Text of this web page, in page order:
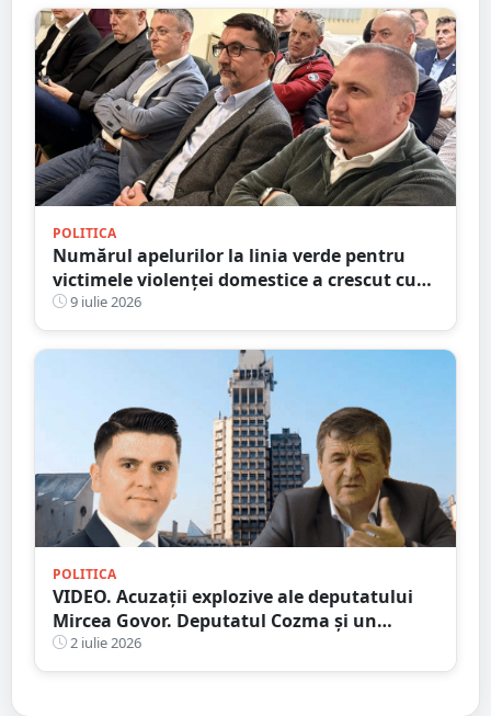
POLITICA
Numărul apelurilor la linia verde pentru
victimele violenței domestice a crescut cu
aproape 40%. Parlamentarii UDMR Satu
Mare îndeamnă victimele să ceară ajutor
9 iulie 2026
POLITICA
VIDEO. Acuzații explozive ale deputatului
Mircea Govor. Deputatul Cozma și un
primar, acuzați de afaceri afaceri imobiliare
ilegale
2 iulie 2026